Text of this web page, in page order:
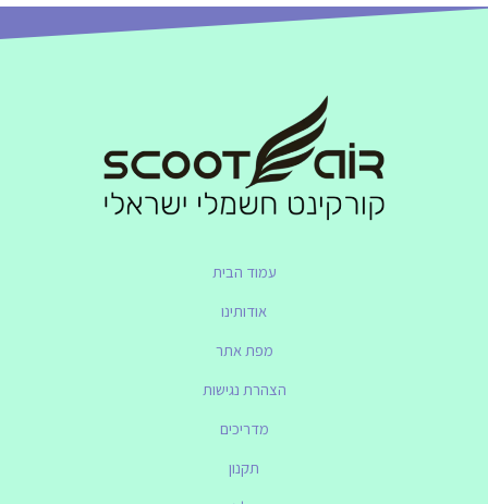
עמוד הבית
אודותינו
מפת אתר
הצהרת נגישות
מדריכים
תקנון